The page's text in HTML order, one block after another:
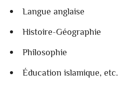
Langue anglaise
Histoire-Géographie
Philosophie
Éducation islamique, etc.